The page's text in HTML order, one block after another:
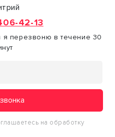
42-13
я перезвоню в течение 30
на обработку